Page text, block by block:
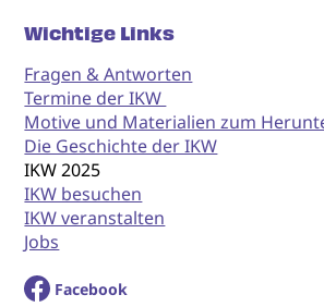
Wichtige Links
Fragen & Antworten
Termine der IKW
Motive und Materialien zum
Die Geschichte der IKW
IKW 2025
IKW besuchen
IKW veranstalten
Jobs
Facebook